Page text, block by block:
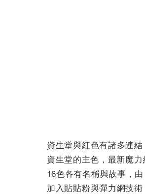
資生堂與紅色有諸多連
資生堂的主色，最新魔
16色各有名稱與故事，
加入貼貼粉與彈力網技